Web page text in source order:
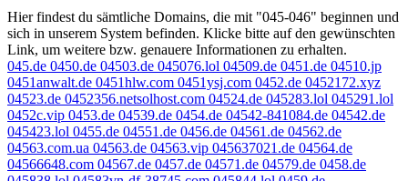
Hier findest du sämtliche Domains, die mit "045-046" beginnen und
sich in unserem System befinden. Klicke bitte auf den gewünschten
Link, um weitere bzw. genauere Informationen zu erhalten.
045.de 0450.de 04503.de 045076.lol 04509.de 0451.de 04510.jp
0451anwalt.de 0451hlw.com 0451ysj.com 0452.de 0452172.xyz
04523.de 0452356.netsolhost.com 04524.de 045283.lol 045291.lol
0452c.vip 0453.de 04539.de 0454.de 04542-841084.de 04542.de
045423.lol 0455.de 04551.de 0456.de 04561.de 04562.de
04563.com.ua 04563.de 04563.vip 045637021.de 04564.de
04566648.com 04567.de 0457.de 04571.de 04579.de 0458.de